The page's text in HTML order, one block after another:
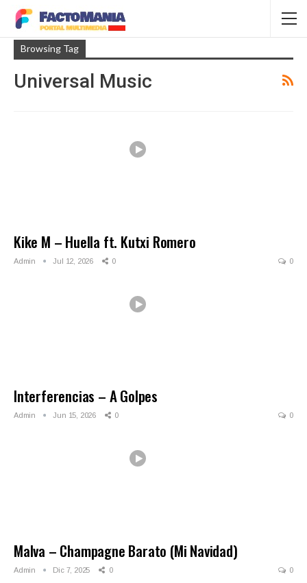
Browsing Tag
Universal Music
Kike M – Huella ft. Kutxi Romero
Admin Jul 12, 2026 0 0
Interferencias – A Golpes
Admin Jun 15, 2026 0 0
Malva – Champagne Barato (Mi Navidad)
Admin Dic 7, 2025 0 0